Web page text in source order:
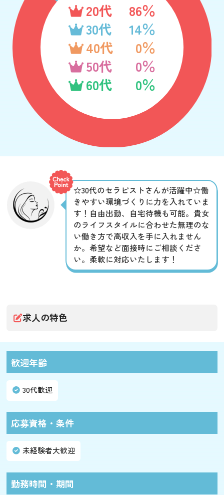
20代
86％
30代
14％
40代
0％
50代
0％
60代
0％
☆30代のセラピストさんが活躍中☆働
きやすい環境づくりに力を入れていま
す！自由出勤、自宅待機も可能。貴女
のライフスタイルに合わせた無理のな
い働き方で高収入を手に入れません
か。希望など面接時にご相談くださ
い。柔軟に対応いたします！
求人の特色
歓迎年齢
30代歓迎
応募資格・条件
未経験者大歓迎
勤務時間・期間